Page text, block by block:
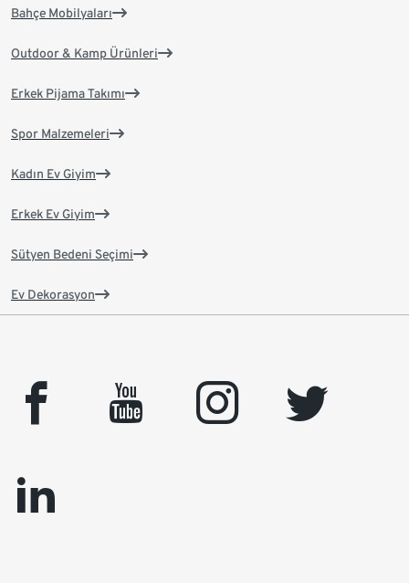
Bahçe Mobilyaları
Outdoor & Kamp Ürünleri
Erkek Pijama Takımı
Spor Malzemeleri
Kadın Ev Giyim
Erkek Ev Giyim
Sütyen Bedeni Seçimi
Ev Dekorasyon
facebook youtube instagram
twitter
linkedin